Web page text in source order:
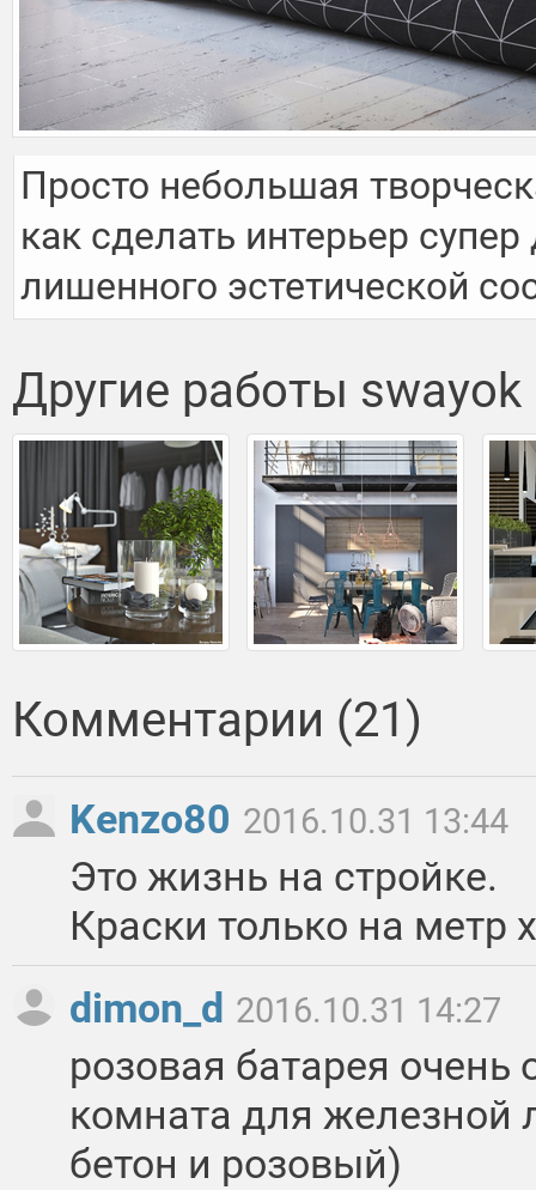
Просто небольшая
как сделать интерьер
лишенного эстетической
Другие работы swayok
Комментарии (21)
Kenzo80 2016.10.31 13:44
Это жизнь на стройке.
Краски только на метр
dimon_d 2016.10.31 14:27
розовая батарея очень
комната для железной
бетон и розовый)